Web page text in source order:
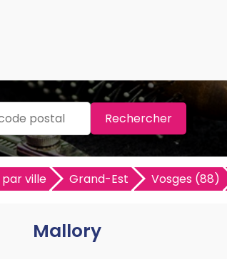
Rechercher
ville Grand-Est Vosges (88)
Mallory